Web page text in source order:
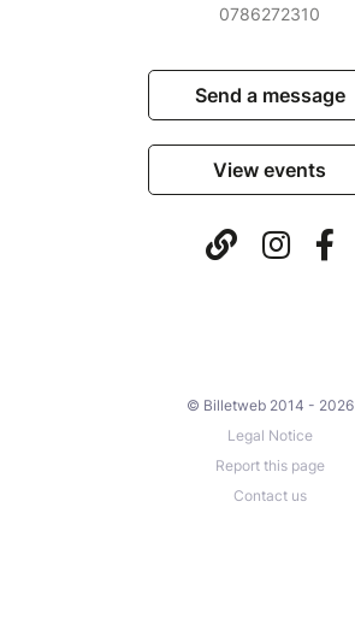
0786272310
Send a message
View events
© Billetweb 2014 - 2026
Legal Notice
Report this page
Contact us